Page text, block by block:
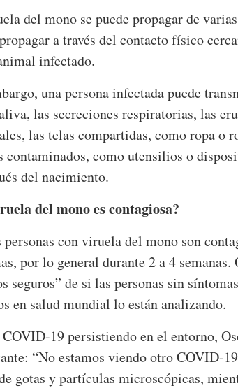
del mono se puede propagar de
a través del contacto físico
infectado.
una persona infectada puede
las secreciones respiratorias, las
las telas compartidas, como ropa o
contaminados, como utensilios o
del nacimiento.
del mono es contagiosa?
personas con viruela del mono son
por lo general durante 2 a 4
seguros” de si las personas sin
en salud mundial lo están analizando.
19 persistiendo en el entorno,
“No estamos viendo otro COVID-
gotas y partículas microscópicas,